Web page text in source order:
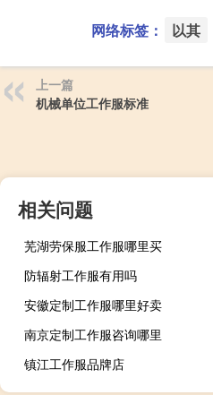
网络标签： 以其
上一篇
机械单位工作服标准
相关问题
芜湖劳保服工作服哪里买
防辐射工作服有用吗
安徽定制工作服哪里好卖
南京定制工作服咨询哪里
镇江工作服品牌店